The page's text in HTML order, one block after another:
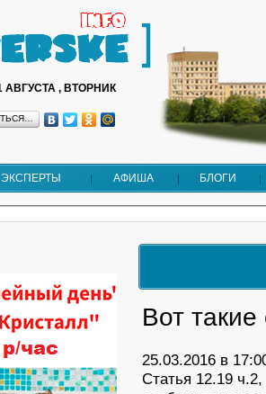
АВГУСТА , ВТОРНИК
ЭКСПЕРТЫ АФИША БЛОГИ
Вот
25.03.2016 в
Статья 12.19